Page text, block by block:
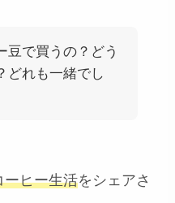
豆で買うの？どう
どれも一緒でし
ーヒー生活をシェアさ